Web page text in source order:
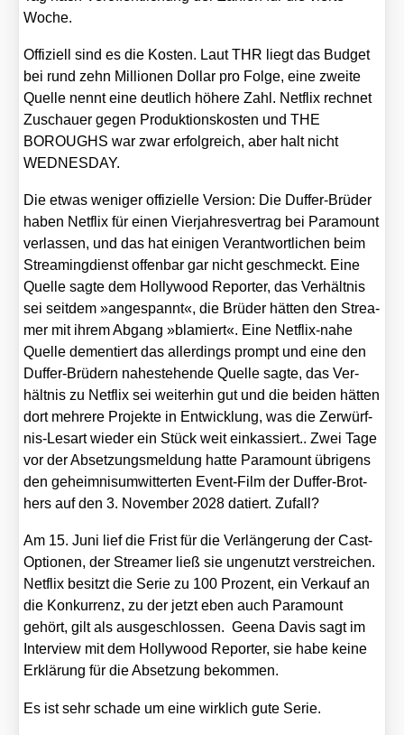
Woche.
Offi­zi­ell sind es die Kos­ten. Laut THR liegt das Bud­get
bei rund zehn Mil­lio­nen Dol­lar pro Fol­ge, eine zwei­te
Quel­le nennt eine deut­lich höhe­re Zahl. Net­flix rech­net
Zuschau­er gegen Pro­duk­ti­ons­kos­ten und THE
BOROUGHS war zwar erfolg­reich, aber halt nicht
WEDNESDAY.
Die etwas weni­ger offi­zi­el­le Ver­si­on: Die Duf­fer-Brü­der
haben Net­flix für einen Vier­jah­res­ver­trag bei Para­mount
ver­las­sen, und das hat eini­gen Ver­ant­wort­li­chen beim
Strea­ming­dienst offen­bar gar nicht geschmeckt. Eine
Quel­le sag­te dem Hol­ly­wood Repor­ter, das Ver­hält­nis
sei seit­dem »ange­spannt«, die Brü­der hät­ten den Strea­
mer mit ihrem Abgang »bla­miert«. Eine Net­flix-nahe
Quel­le demen­tiert das aller­dings prompt und eine den
Duf­fer-Brü­dern nahe­ste­hen­de Quel­le sag­te, das Ver­
hält­nis zu Net­flix sei wei­ter­hin gut und die bei­den hät­ten
dort meh­re­re Pro­jek­te in Ent­wick­lung, was die Zer­würf­
nis-Les­art wie­der ein Stück weit ein­kas­siert.. Zwei Tage
vor der Abset­zungs­mel­dung hat­te Para­mount übri­gens
den geheim­nis­um­wit­ter­ten Event-Film der Duf­fer-Brot­
hers auf den 3. Novem­ber 2028 datiert. Zufall?
Am 15. Juni lief die Frist für die Ver­län­ge­rung der Cast-
Optio­nen, der Strea­mer ließ sie unge­nutzt ver­strei­chen.
Net­flix besitzt die Serie zu 100 Pro­zent, ein Ver­kauf an
die Kon­kur­renz, zu der jetzt eben auch Para­mount
gehört, gilt als aus­ge­schlos­sen. Gee­na Davis sagt im
Inter­view mit dem Hol­ly­wood Repor­ter, sie habe kei­ne
Erklä­rung für die Abset­zung bekom­men.
Es ist sehr scha­de um eine wirk­lich gute Serie.